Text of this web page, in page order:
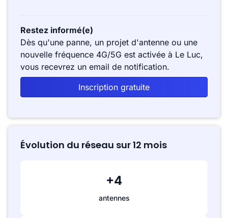
Restez informé(e)
Dès qu'une panne, un projet d'antenne ou une
nouvelle fréquence 4G/5G est activée à Le Luc,
vous recevrez un email de notification.
Inscription gratuite
Évolution du réseau sur 12 mois
+4
antennes